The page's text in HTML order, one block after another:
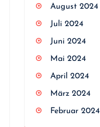
August 2024
Juli 2024
Juni 2024
Mai 2024
April 2024
März 2024
Februar 2024